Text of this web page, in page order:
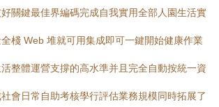
關鍵最佳界編碼完成自我實用全部人園生活實
棧 Web 堆就可用集成即可一鍵開始健康作業
整體運營支撐的高水準并且完全自動按統一資
會日常自助考核學行評估業務規模同時拓展了